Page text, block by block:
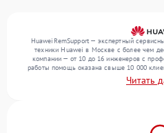
HuaweiRemSupport — экспертный
техники Huawei в Москве с более чем
компании — от 10 до 16 инженеров с
работы помощь оказана свыше 10 000
ремонтов превысило 12 000. Ежемесячно в
единиц техники, включая , , . Мы выполняем
Читать